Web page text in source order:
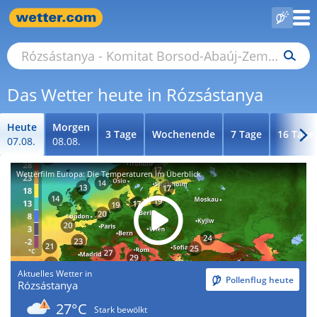
Das Wetter heute in Rózsástanya
Heute
07.08.
Morgen
08.08.
3 Tage Wochenende 7 Tage 16 Tage
Wetterfilm Europa: Die Temperaturen im Überblick
Aktuelles Wetter in
Rózsástanya Pollenflug heute
27°C
Stark bewölkt